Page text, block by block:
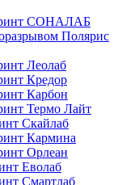
СОНАЛАБ
Полярис
Леолаб
Кредор
Карбон
Термо Лайт
Скайлаб
Кармина
Орлеан
Еволаб
Смартлаб